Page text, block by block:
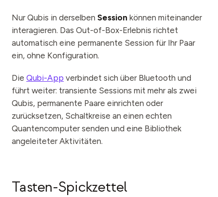
Nur Qubis in derselben Session können miteinander
interagieren. Das Out-of-Box-Erlebnis richtet
automatisch eine permanente Session für Ihr Paar
ein, ohne Konfiguration.
Die Qubi-App verbindet sich über Bluetooth und
führt weiter: transiente Sessions mit mehr als zwei
Qubis, permanente Paare einrichten oder
zurücksetzen, Schaltkreise an einen echten
Quantencomputer senden und eine Bibliothek
angeleiteter Aktivitäten.
Tasten-Spickzettel